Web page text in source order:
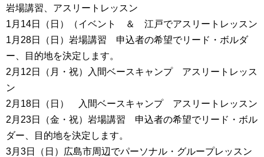
岩場講習、アスリートレッスン
1月14日（日）（イベント ＆ 江戸でアスリートレッスン
1月28日（日）岩場講習 申込者の希望でリード・ボルダ
ー、目的地を決定します。
2月12日（月・祝）入間ベースキャンプ アスリートレッス
ン
2月18日（日） 入間ベースキャンプ アスリートレッスン
2月23日（金・祝）岩場講習 申込者の希望でリード・ボル
ダー、目的地を決定します。
3月3日（日）広島市周辺でパーソナル・グループレッスン